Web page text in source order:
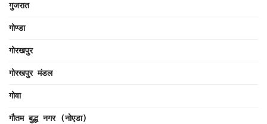
गुजरात
गोण्डा
गोरखपुर
गोरखपुर मंडल
गोवा
गौतम बुद्ध नगर (नोएडा)